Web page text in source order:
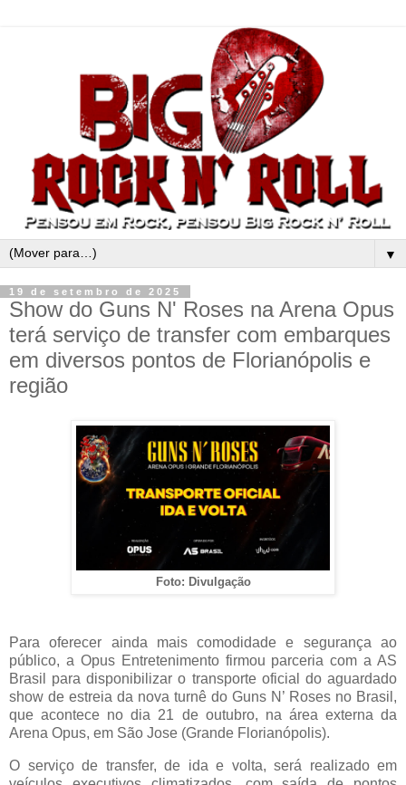
▼
19 de setembro de 2025
Show do Guns N' Roses na Arena Opus
terá serviço de transfer com embarques
em diversos pontos de Florianópolis e
região
Foto: Divulgação
Para oferecer ainda mais comodidade e segurança ao
público, a Opus Entretenimento firmou parceria com a AS
Brasil para disponibilizar o transporte oficial do aguardado
show de estreia da nova turnê do Guns N’ Roses no Brasil,
que acontece no dia 21 de outubro, na área externa da
Arena Opus, em São Jose (Grande Florianópolis).
O serviço de transfer, de ida e volta, será realizado em